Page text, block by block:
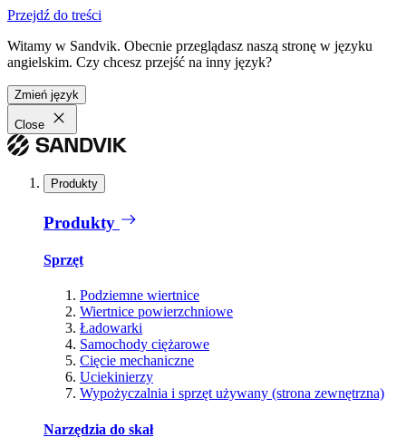
Przejdź do treści
Witamy w Sandvik. Obecnie przeglądasz naszą stronę w języku
angielskim. Czy chcesz przejść na inny język?
Zmień język
Close
Produkty
Produkty
Sprzęt
Podziemne wiertnice
Wiertnice powierzchniowe
Ładowarki
Samochody ciężarowe
Cięcie mechaniczne
Uciekinierzy
Wypożyczalnia i sprzęt używany (strona zewnętrzna)
Narzędzia do skał